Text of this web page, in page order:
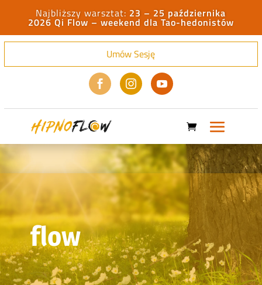
23 – 25 października
2026 Qi Flow – weekend dla Tao-hedonistów
Umów Sesję
  
flow